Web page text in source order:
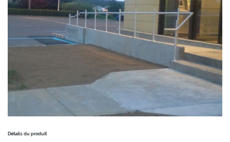
Détails du produit